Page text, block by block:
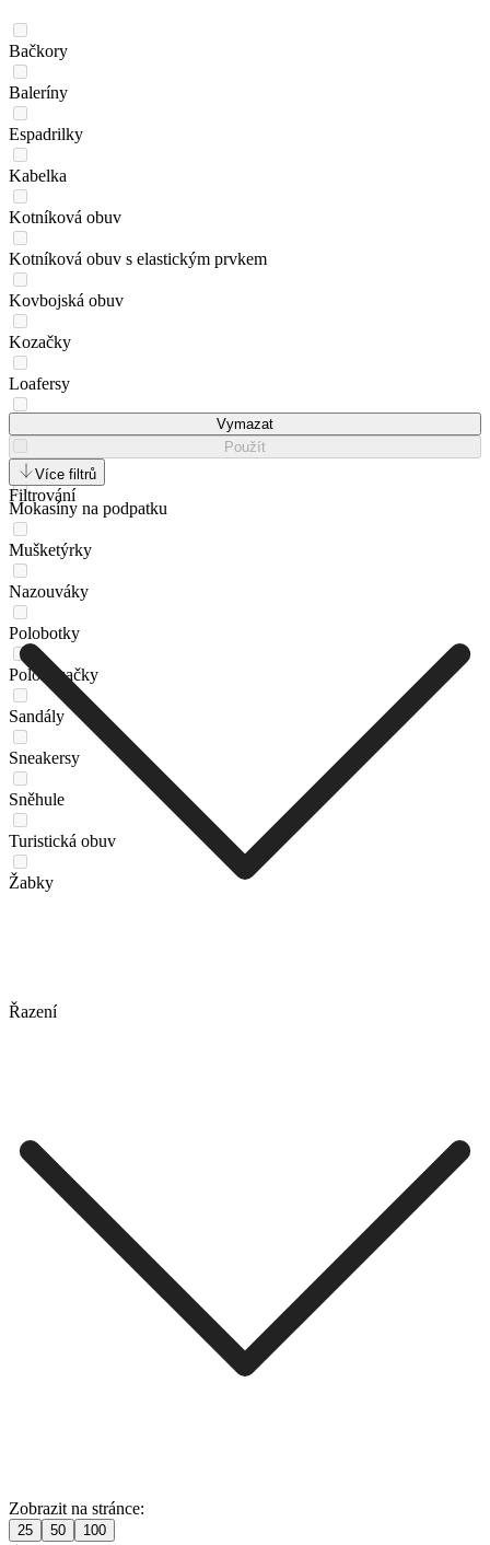
Bačkory
Baleríny
Espadrilky
Kabelka
Kotníková obuv
Kotníková obuv s elastickým prvkem
Kovbojská obuv
Kozačky
Loafersy
Mokasíny
Mokasíny na podpatku
Mušketýrky
Nazouváky
Polobotky
Polokozačky
Sandály
Sneakersy
Sněhule
Turistická obuv
Žabky
Vymazat
Použít
Více filtrů
Filtrování
Řazení
Zobrazit na stránce:
25 50 100